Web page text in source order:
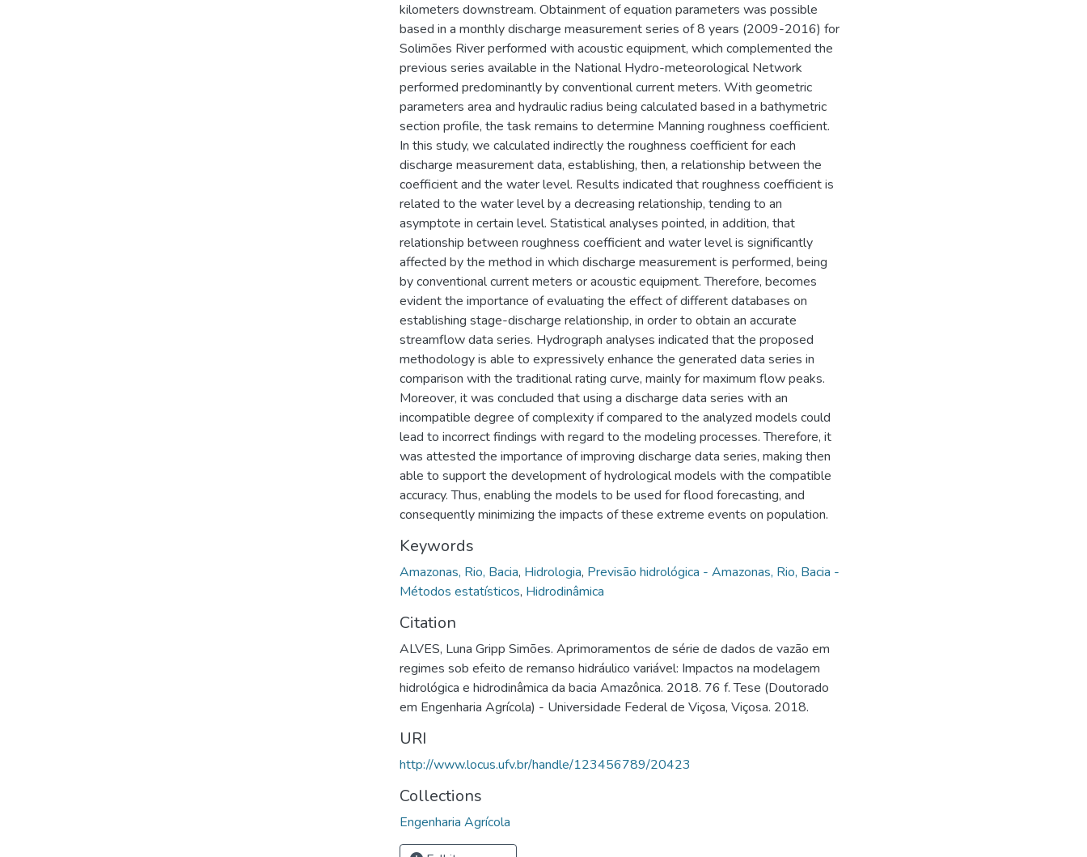
kilometers downstream. Obtainment of equation parameters was possible
based in a monthly discharge measurement series of 8 years (2009-2016) for
Solimões River performed with acoustic equipment, which complemented the
previous series available in the National Hydro-meteorological Network
performed predominantly by conventional current meters. With geometric
parameters area and hydraulic radius being calculated based in a bathymetric
section profile, the task remains to determine Manning roughness coefficient.
In this study, we calculated indirectly the roughness coefficient for each
discharge measurement data, establishing, then, a relationship between the
coefficient and the water level. Results indicated that roughness coefficient is
related to the water level by a decreasing relationship, tending to an
asymptote in certain level. Statistical analyses pointed, in addition, that
relationship between roughness coefficient and water level is significantly
affected by the method in which discharge measurement is performed, being
by conventional current meters or acoustic equipment. Therefore, becomes
evident the importance of evaluating the effect of different databases on
establishing stage-discharge relationship, in order to obtain an accurate
streamflow data series. Hydrograph analyses indicated that the proposed
methodology is able to expressively enhance the generated data series in
comparison with the traditional rating curve, mainly for maximum flow peaks.
Moreover, it was concluded that using a discharge data series with an
incompatible degree of complexity if compared to the analyzed models could
lead to incorrect findings with regard to the modeling processes. Therefore, it
was attested the importance of improving discharge data series, making then
able to support the development of hydrological models with the compatible
accuracy. Thus, enabling the models to be used for flood forecasting, and
consequently minimizing the impacts of these extreme events on population.
Keywords
Amazonas, Rio, Bacia, Hidrologia, Previsão hidrológica - Amazonas, Rio, Bacia -
Métodos estatísticos, Hidrodinâmica
Citation
ALVES, Luna Gripp Simões. Aprimoramentos de série de dados de vazão em
regimes sob efeito de remanso hidráulico variável: Impactos na modelagem
hidrológica e hidrodinâmica da bacia Amazônica. 2018. 76 f. Tese (Doutorado
em Engenharia Agrícola) - Universidade Federal de Viçosa, Viçosa. 2018.
URI
http://www.locus.ufv.br/handle/123456789/20423
Collections
Engenharia Agrícola